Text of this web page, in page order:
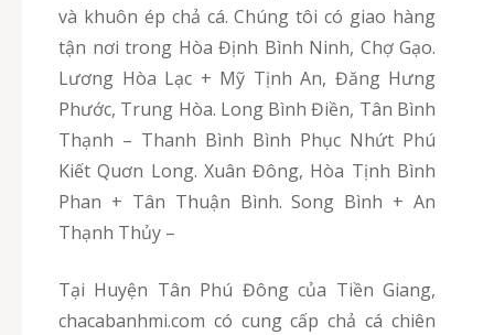
và khuôn ép chả cá. Chúng tôi có giao hàng
tận nơi trong Hòa Định Bình Ninh, Chợ Gạo.
Lương Hòa Lạc + Mỹ Tịnh An, Đăng Hưng
Phước, Trung Hòa. Long Bình Điền, Tân Bình
Thạnh – Thanh Bình Bình Phục Nhứt Phú
Kiết Quơn Long. Xuân Đông, Hòa Tịnh Bình
Phan + Tân Thuận Bình. Song Bình + An
Thạnh Thủy –
Tại Huyện Tân Phú Đông của Tiền Giang,
chacabanhmi.com có cung cấp chả cá chiên